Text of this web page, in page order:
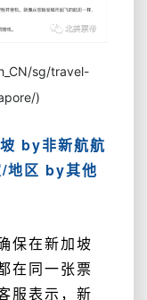
/sg/travel-
)
by非新航航
地区 by其他
保在新加坡
在同一张票
服表示，新